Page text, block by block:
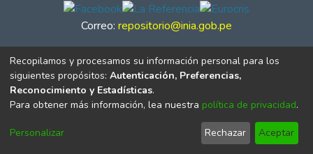
Correo: repositorio@inia.gob.pe
© Instituto Nacional de Innovación Agraria - INIA
Recopilamos y procesamos su información personal para los
siguientes propósitos: Autenticación, Preferencias,
Reconocimiento y Estadísticas.
Para obtener más información, lea nuestra política de privacidad.
Personalizar Rechazar Aceptar